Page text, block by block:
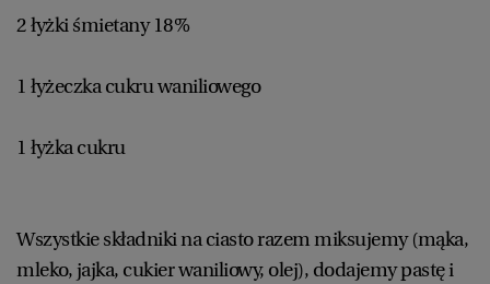
2 łyżki śmietany 18%
1 łyżeczka cukru waniliowego
1 łyżka cukru
Wszystkie składniki na ciasto razem miksujemy (mąka,
mleko, jajka, cukier waniliowy, olej), dodajemy pastę i